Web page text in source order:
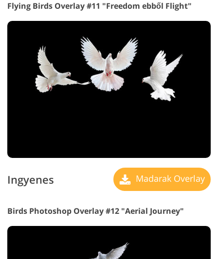
Flying Birds Overlay #11 "Freedom ebből Flight"
Ingyenes Madarak Overlay
Birds Photoshop Overlay #12 "Aerial Journey"